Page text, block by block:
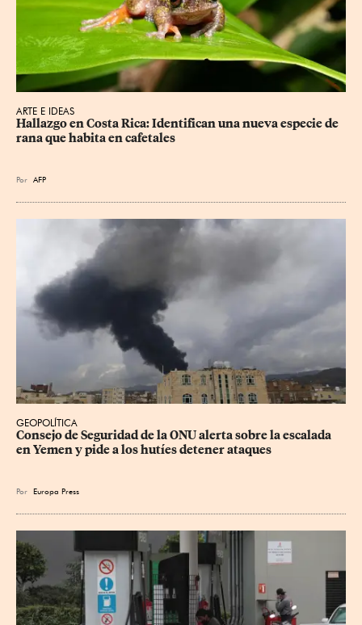
ARTE E IDEAS
Hallazgo en Costa Rica: Identifican una nueva especie de
rana que habita en cafetales
Por AFP
GEOPOLÍTICA
Consejo de Seguridad de la ONU alerta sobre la escalada
en Yemen y pide a los hutíes detener ataques
Por Europa Press